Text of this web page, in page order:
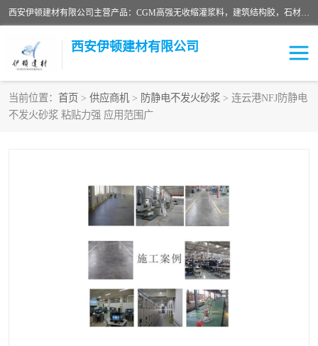
西安伊顿建材有限公司主营产品：CGM高强无收缩灌浆料，建筑结构胶，石材粘合剂，柔性防水材料，环氧修补砂浆等在各个行业得到了客户认可。
西安伊顿建材有限公司
当前位置： 首页 > 供应商机 > 防静电不发火砂浆 > 连云港NFJ防静电
不发火砂浆 粘贴力强 应用范围广
灌浆料
水泥路面修补材料
沥青冷补料
速凝剂
金刚砂
桥梁伸缩缝快速修补料 防静电不发火砂浆